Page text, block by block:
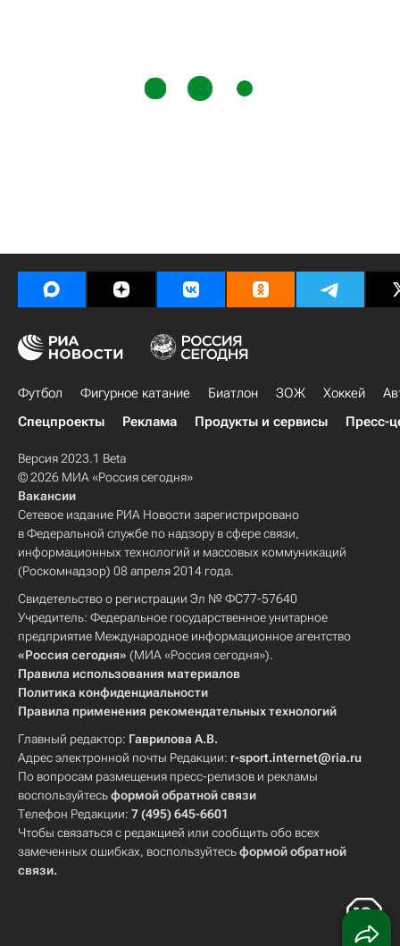
Футбол Фигурное катание Биатлон ЗОЖ Хоккей
Спецпроекты
Реклама Продукты и сервисы Пресс-
Версия 2023.1 Beta
© 2026 МИА «Россия сегодня»
Вакансии
Сетевое издание РИА Новости зарегистрировано
в Федеральной службе по надзору в сфере связи,
информационных технологий и массовых коммуникаций
(Роскомнадзор) 08 апреля 2014 года.
Свидетельство о регистрации Эл № ФС77-57640
Учредитель: Федеральное государственное унитарное
предприятие Международное информационное агентство
«Россия сегодня» (МИА «Россия сегодня»).
Правила использования материалов
Политика конфиденциальности
Правила применения рекомендательных технологий
Главный редактор: Гаврилова А.В.
Адрес электронной почты Редакции: r-sport.internet@ria.ru
По вопросам размещения пресс-релизов и рекламы
воспользуйтесьформой обратной связи
Телефон Редакции: 7 (495) 645-6601
Чтобы связаться с редакцией или сообщить обо всех
замеченных ошибках, воспользуйтесьформой обратной
связи.